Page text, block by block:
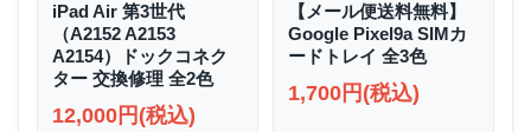
iPad Air 第3世代
（A2152 A2153
A2154）ドックコネク
ター 交換修理 全2色
12,000円(税込)
【メール便送料無料】
Google Pixel9a SIMカ
ードトレイ 全3色
1,700円(税込)